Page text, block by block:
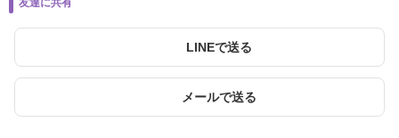
友達に共有
LINEで送る
メールで送る